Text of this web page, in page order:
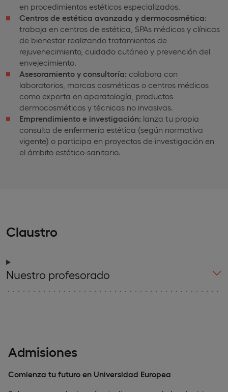
en procedimientos estéticos especializados.
Centros de estética avanzada y dermocosmética:
trabaja en centros de estética, SPAs médicos y clínicas
de bienestar realizando tratamientos de
rejuvenecimiento, cuidado cutáneo y prevención del
envejecimiento.
Asesoramiento y consultoría: colabora con
laboratorios, marcas cosméticas o centros médicos
como experta en aparatología, productos
dermocosméticos y técnicas no invasivas.
Emprendimiento e investigación: lanza tu propia
consulta de enfermería estética (según normativa
vigente) o participa en proyectos de investigación en
el ámbito estético-sanitario.
Claustro
Nuestro profesorado
Admisiones
Comienza tu futuro en Universidad Europea